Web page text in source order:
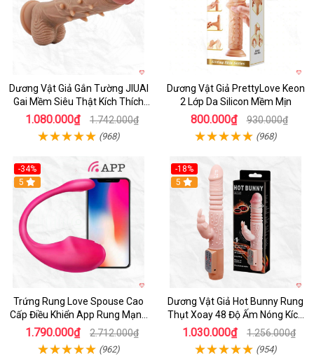
Dương Vật Giả Gắn Tường JIUAI
Gai Mềm Siêu Thật Kích Thích
Cực Đỉnh
1.080.000₫ 1.742.000₫
(968)
Dương Vật Giả PrettyLove Keon
2 Lớp Da Silicon Mềm Mịn
800.000₫ 930.000₫
(968)
-34%
5
Trứng Rung Love Spouse Cao
Cấp Điều Khiển App Rung Mạnh
Đa Chế Độ
1.790.000₫ 2.712.000₫
(962)
-18%
Hot
5
Dương Vật Giả Hot Bunny Rung
Thụt Xoay 48 Độ Ấm Nóng Kích
Thích
1.030.000₫ 1.256.000₫
(954)